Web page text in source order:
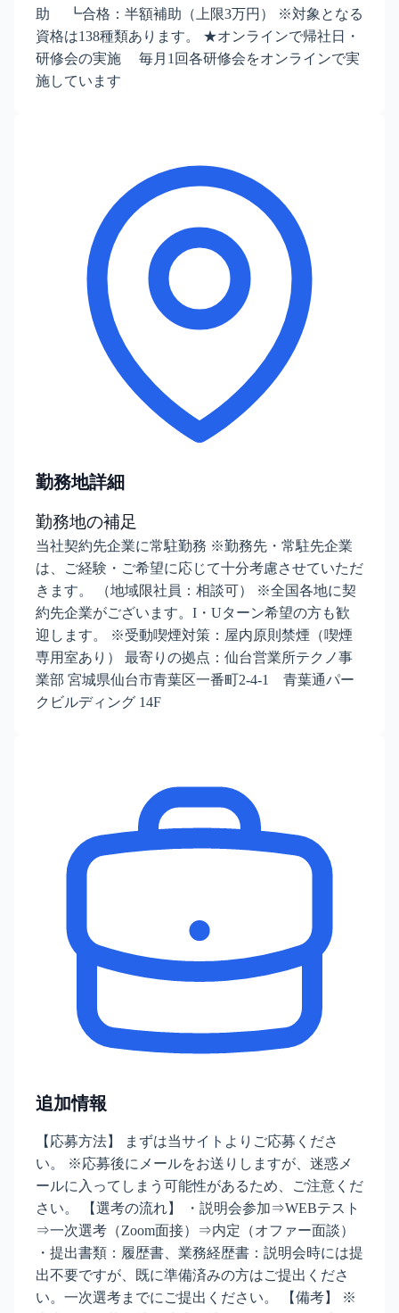
助 ┗合格：半額補助（上限3万円） ※対象となる
資格は138種類あります。 ★オンラインで帰社日・
研修会の実施 毎月1回各研修会をオンラインで実
施しています
勤務地詳細
勤務地の補足
当社契約先企業に常駐勤務 ※勤務先・常駐先企業
は、ご経験・ご希望に応じて十分考慮させていただ
きます。 （地域限社員：相談可） ※全国各地に契
約先企業がございます。I・Uターン希望の方も歓
迎します。 ※受動喫煙対策：屋内原則禁煙（喫煙
専用室あり） 最寄りの拠点：仙台営業所テクノ事
業部 宮城県仙台市青葉区一番町2-4-1 青葉通パー
クビルディング 14F
追加情報
【応募方法】 まずは当サイトよりご応募くださ
い。 ※応募後にメールをお送りしますが、迷惑メ
ールに入ってしまう可能性があるため、ご注意くだ
さい。 【選考の流れ】 ・説明会参加⇒WEBテスト
⇒一次選考（Zoom面接）⇒内定（オファー面談）
・提出書類：履歴書、業務経歴書：説明会時には提
出不要ですが、既に準備済みの方はご提出くださ
い。一次選考までにご提出ください。 【備考】 ※